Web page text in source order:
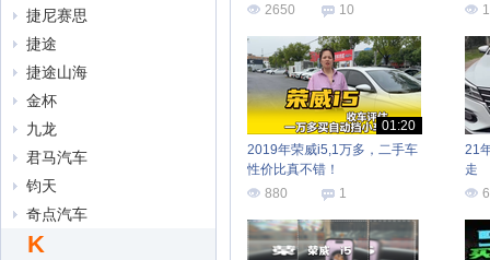
捷尼赛思
捷途
捷途山海
金杯
九龙
君马汽车
钧天
奇点汽车
K
2650
10
01:20
2019年荣威i5,1万多，二手车
性价比真不错！
880
1
21
走